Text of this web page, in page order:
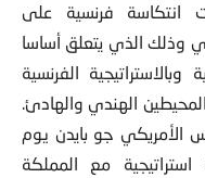
انتكاسة فرنسية على
وذلك الذي يتعلق أساسا
وبالاستراتيجية الفرنسية
الهندي والهادئ.
الأمريكي جو بايدن يوم
استراتيجية مع المملكة